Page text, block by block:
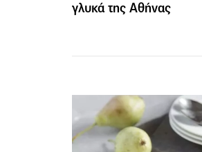
γλυκά της Αθήνας